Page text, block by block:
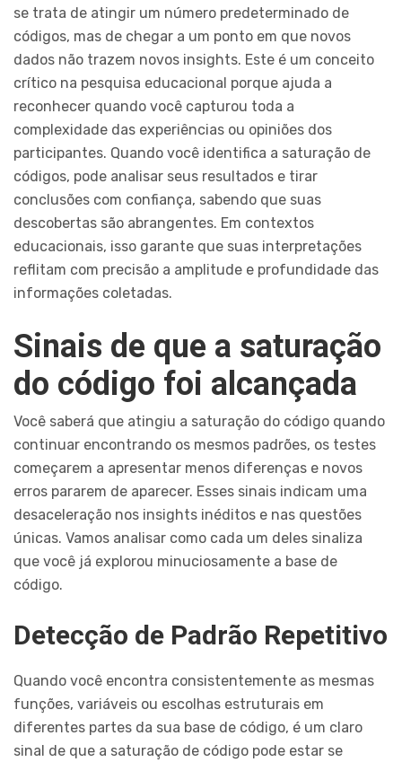
se trata de atingir um número predeterminado de
códigos, mas de chegar a um ponto em que novos
dados não trazem novos insights. Este é um conceito
crítico na pesquisa educacional porque ajuda a
reconhecer quando você capturou toda a
complexidade das experiências ou opiniões dos
participantes. Quando você identifica a saturação de
códigos, pode analisar seus resultados e tirar
conclusões com confiança, sabendo que suas
descobertas são abrangentes. Em contextos
educacionais, isso garante que suas interpretações
reflitam com precisão a amplitude e profundidade das
informações coletadas.
Sinais de que a saturação
do código foi alcançada
Você saberá que atingiu a saturação do código quando
continuar encontrando os mesmos padrões, os testes
começarem a apresentar menos diferenças e novos
erros pararem de aparecer. Esses sinais indicam uma
desaceleração nos insights inéditos e nas questões
únicas. Vamos analisar como cada um deles sinaliza
que você já explorou minuciosamente a base de
código.
Detecção de Padrão Repetitivo
Quando você encontra consistentemente as mesmas
funções, variáveis ou escolhas estruturais em
diferentes partes da sua base de código, é um claro
sinal de que a saturação de código pode estar se